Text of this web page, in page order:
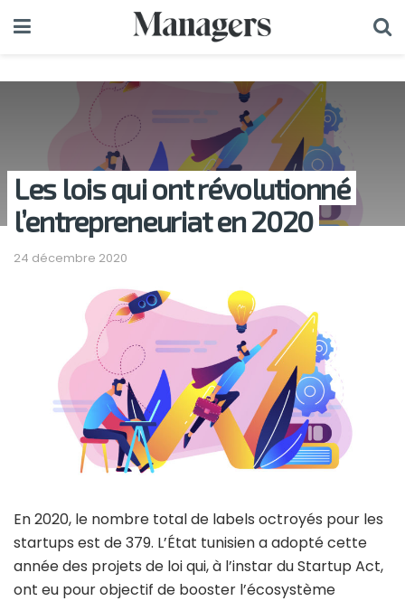
Les lois qui ont révolutionné
l’entrepreneuriat en 2020
24 décembre 2020
En 2020, le nombre total de labels octroyés pour les
startups est de 379. L’État tunisien a adopté cette
année des projets de loi qui, à l’instar du Startup Act,
ont eu pour objectif de booster l’écosystème